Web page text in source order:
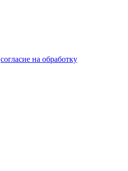
согласие на обработку